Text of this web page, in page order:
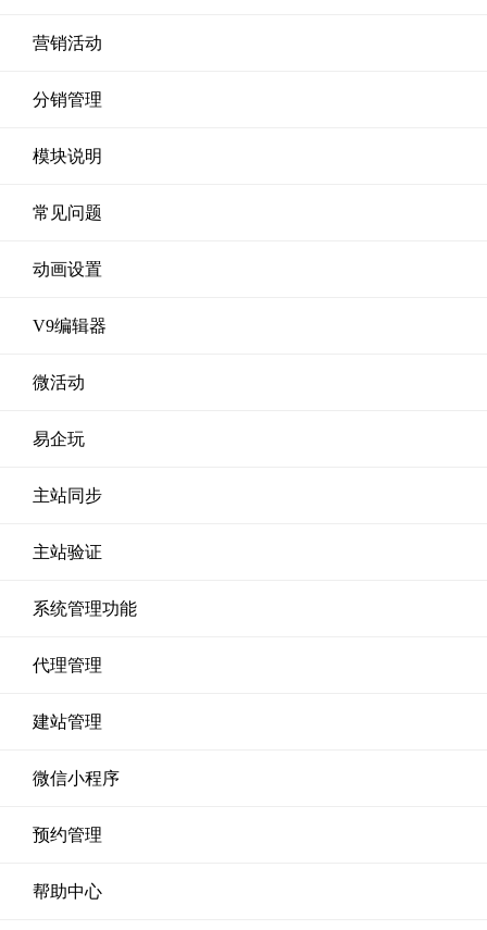
营销活动
分销管理
模块说明
常见问题
动画设置
V9编辑器
微活动
易企玩
主站同步
主站验证
系统管理功能
代理管理
建站管理
微信小程序
预约管理
帮助中心